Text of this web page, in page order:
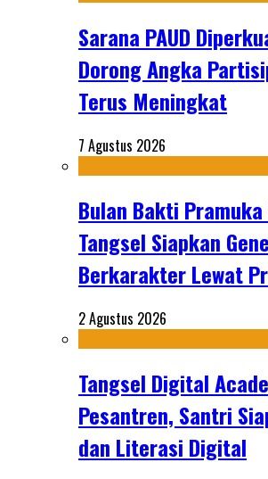
Sarana PAUD
Dorong Angka
Terus Meningkat
7 Agustus 2026
Bulan Bakti
Tangsel Siapkan
Berkarakter Lewat
2 Agustus 2026
Tangsel Digital
Pesantren, Santri
dan Literasi Digital